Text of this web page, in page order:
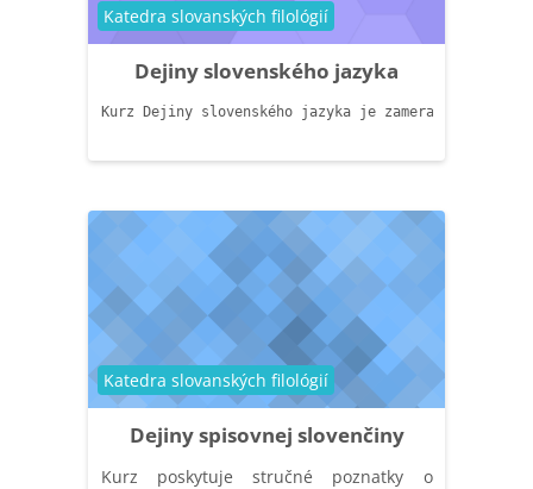
Dejiny slovenského jazyka
Catégorie de cours
Katedra slovanských filológií
Kurz Dejiny slovenského jazyka je zameraný na
Dejiny spisovnej slovenčiny
Catégorie de cours
Katedra slovanských filológií
Kurz poskytuje stručné poznatky o